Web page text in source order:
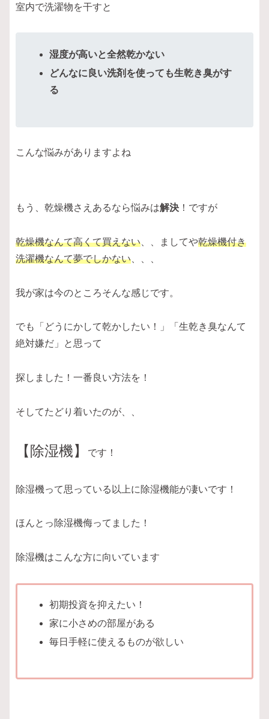
室内で洗濯物を干すと
湿度が高いと全然乾かない
どんなに良い洗剤を使っても生乾き臭がす
る
こんな悩みがありますよね
もう、乾燥機さえあるなら悩みは解決 ！ですが
乾燥機なんて高くて買えない 、、ましてや乾燥機付き
洗濯機なんて夢でしかない
我が家は今のところそんな感じです。
でも「どうにかして乾かしたい！」「生乾き臭なんて
絶対嫌だ」と思って
探しました！一番良い方法を！
そしてたどり着いたのが、、
【除湿機】 です！
除湿機って思っている以上に除湿機能が凄いです！
ほんとっ除湿機侮ってました！
除湿機はこんな方に向いています
初期投資を抑えたい！
家に小さめの部屋がある
毎日手軽に使えるものが欲しい